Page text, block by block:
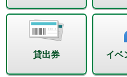
貸出券 イベ